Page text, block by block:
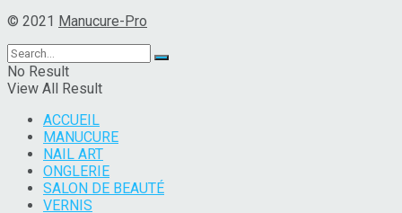
© 2021 Manucure-Pro
No Result
View All Result
ACCUEIL
MANUCURE
NAIL ART
ONGLERIE
SALON DE BEAUTÉ
VERNIS